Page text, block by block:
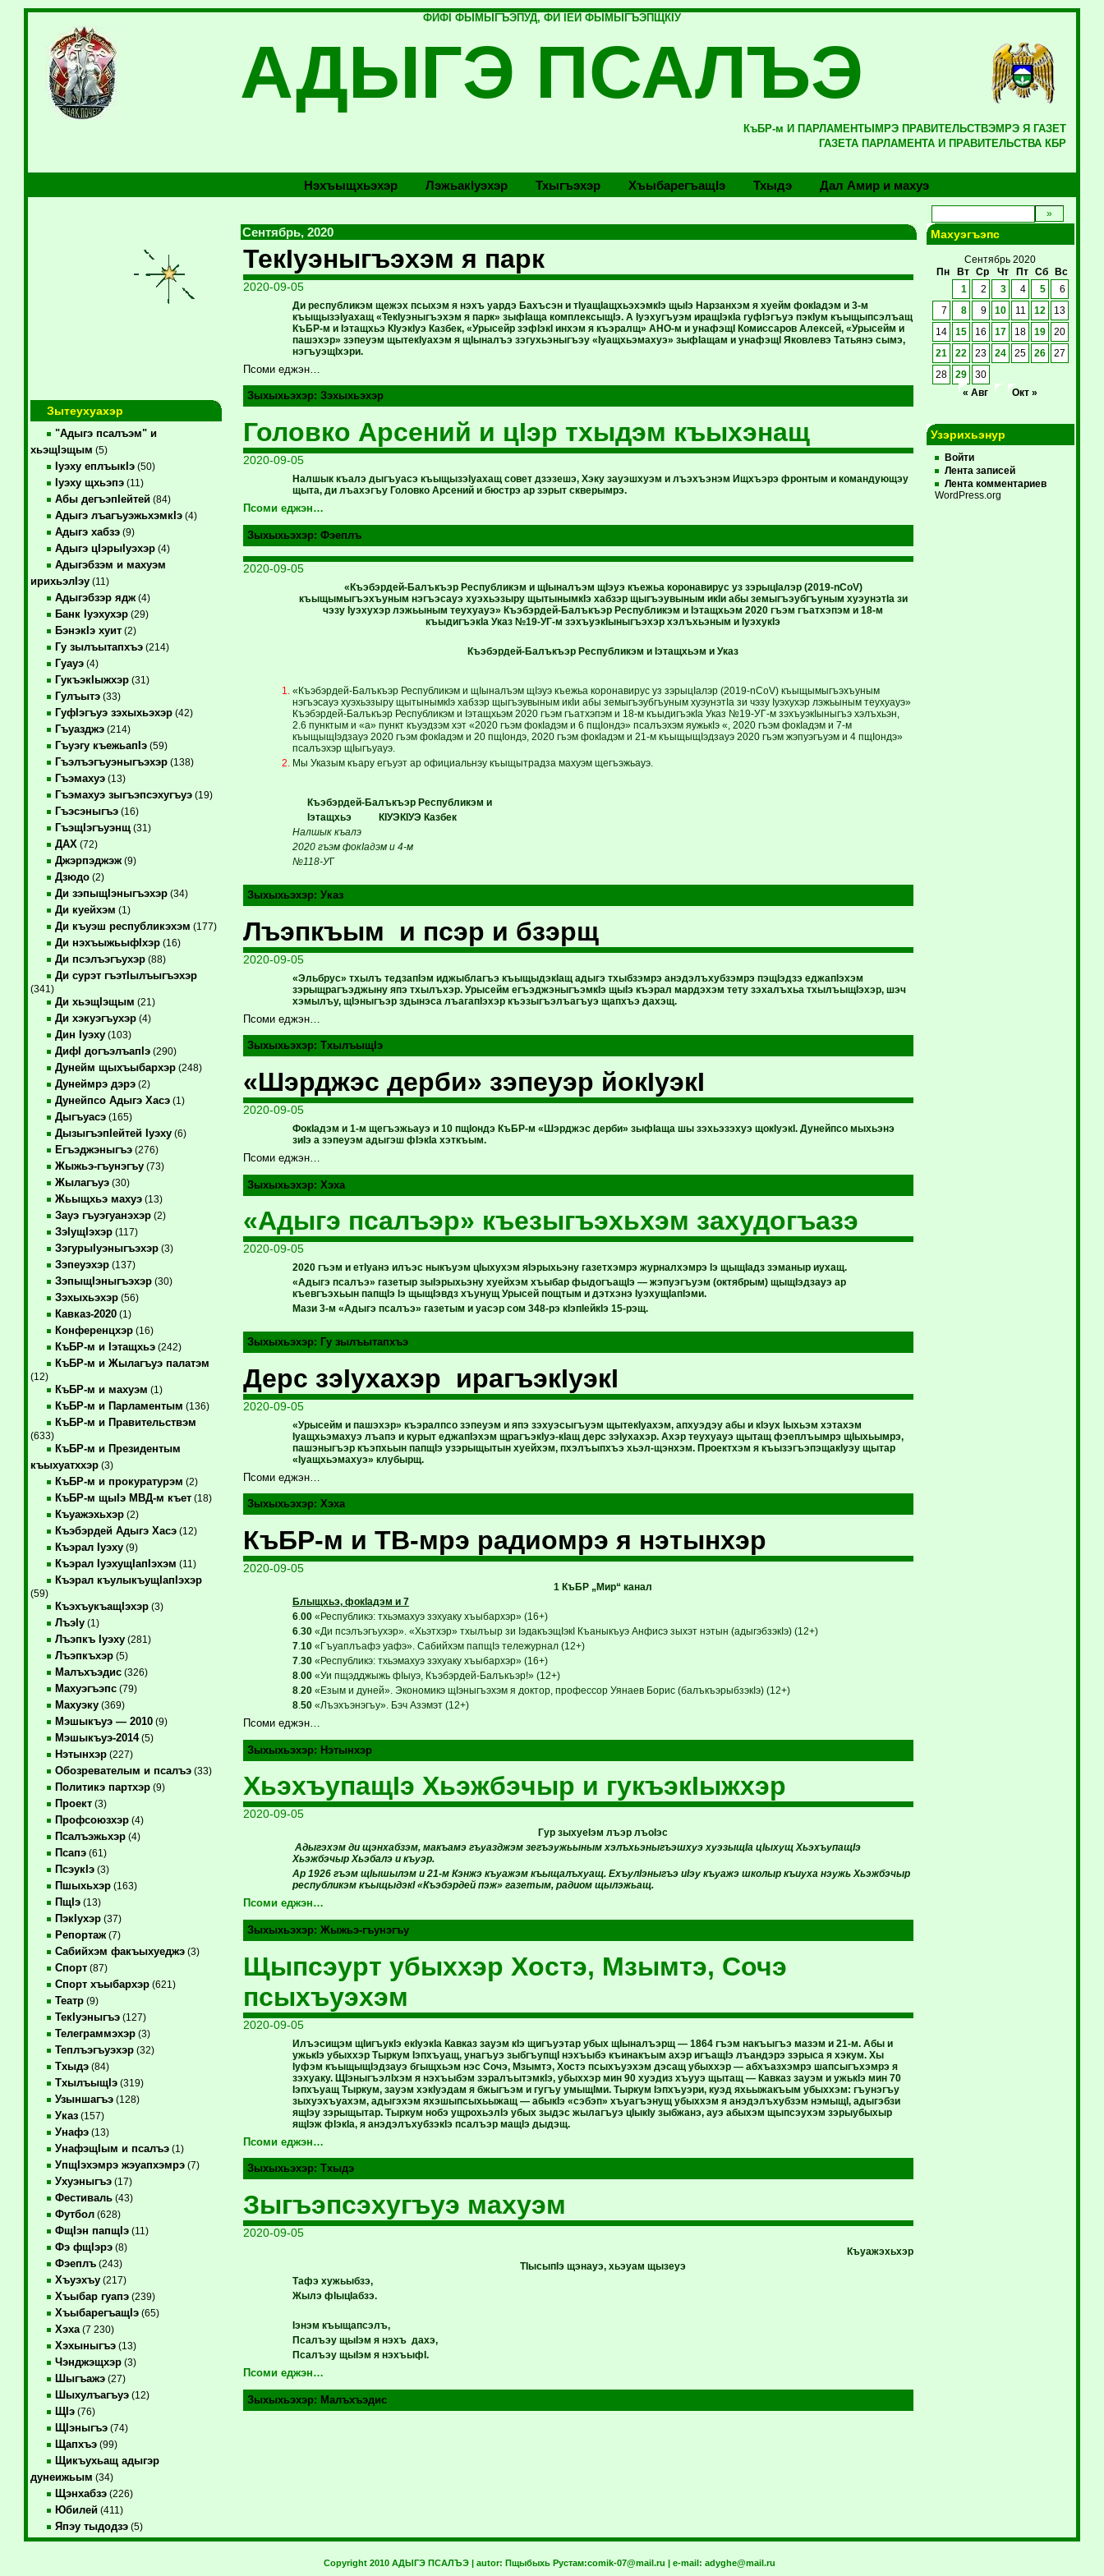
ФИФI ФЫМЫГЪЭПУД, ФИ IЕЙ ФЫМЫГЪЭПЩКIУ
АДЫГЭ ПСАЛЪЭ
КъБР-м И ПАРЛАМЕНТЫМРЭ ПРАВИТЕЛЬСТВЭМРЭ Я ГАЗЕТ
ГАЗЕТА ПАРЛАМЕНТА И ПРАВИТЕЛЬСТВА КБР
Нэхъыщхьэхэр Лэжьакlуэхэр Тхыгъэхэр Хъыбарегъащlэ Тхыдэ Дал Амир и махуэ
Зытеухуахэр
"Адыгэ псалъэм" и
хьэщIэщым (5)
Iуэху еплъыкIэ(50)
Iуэху щхьэпэ(11)
Абы дегъэпIейтей(84)
Адыгэ лъагъуэжьхэмкIэ(4)
Адыгэ хабзэ(9)
Адыгэ цIэрыIуэхэр(4)
Адыгэбзэм и махуэм
ирихьэлIэу(11)
Адыгэбзэр ядж(4)
Банк Iуэхухэр(29)
БэнэкIэ хуит(2)
Гу зылъытапхъэ(214)
Гуауэ(4)
ГукъэкIыжхэр(31)
Гулъытэ(33)
ГуфIэгъуэ зэхыхьэхэр(42)
Гъуазджэ(214)
Гъуэгу къежьапIэ(59)
Гъэлъэгъуэныгъэхэр(138)
Гъэмахуэ(13)
Гъэмахуэ зыгъэпсэхугъуэ(19)
Гъэсэныгъэ(16)
ГъэщIэгъуэнщ(31)
ДАХ (72)
Джэрпэджэж(9)
Дзюдо(2)
Ди зэпыщIэныгъэхэр(34)
Ди куейхэм (1)
Ди къуэш республикэхэм (177)
Ди нэхъыжьыфIхэр(16)
Ди псэлъэгъухэр(88)
Ди сурэт гъэтIылъыгъэхэр
(341)
Ди хьэщIэщым (21)
Ди хэкуэгъухэр(4)
Дин Iуэху(103)
ДифI догъэлъапIэ(290)
Дунейм щыхъыбархэр(248)
Дунеймрэ дэрэ(2)
Дунейпсо Адыгэ Хасэ(1)
Дыгъуасэ(165)
ДызыгъэпIейтей Iуэху(6)
Егъэджэныгъэ(276)
Жыжьэ-гъунэгъу(73)
Жылагъуэ(30)
Жьыщхьэ махуэ(13)
Зауэ гъуэгуанэхэр(2)
ЗэIущIэхэр(117)
ЗэгурыIуэныгъэхэр(3)
Зэпеуэхэр(137)
ЗэпыщIэныгъэхэр(30)
Зэхыхьэхэр(56)
Кавказ-2020(1)
Конференцхэр(16)
КъБР-м и Iэтащхьэ(242)
КъБР-м и Жылагъуэ палатэм
(12)
КъБР-м и махуэм (1)
КъБР-м и Парламентым (136)
КъБР-м и Правительствэм
(633)
КъБР-м и Президентым
къыхуатххэр(3)
КъБР-м и прокуратурэм (2)
КъБР-м щыIэ МВД-м къет(18)
Къуажэхьхэр(2)
Къэбэрдей Адыгэ Хасэ(12)
Къэрал Iуэху(9)
Къэрал IуэхущIапIэхэм (11)
Къэрал къулыкъущIапIэхэр
(59)
КъэхъукъащIэхэр(3)
ЛъэIу(1)
Лъэпкъ Iуэху(281)
Лъэпкъхэр(5)
Малъхъэдис(326)
Махуэгъэпс(79)
Махуэку(369)
Мэшыкъуэ — 2010(9)
Мэшыкъуэ-2014(5)
Нэтынхэр(227)
Обозревателым и псалъэ(33)
Политикэ партхэр(9)
Проект(3)
Профсоюзхэр(4)
Псалъэжьхэр(4)
Псапэ(61)
ПсэукIэ(3)
Пшыхьхэр(163)
ПщIэ(13)
ПэкIухэр(37)
Репортаж(7)
Сабийхэм факъыхуеджэ(3)
Спорт(87)
Спорт хъыбархэр(621)
Театр(9)
ТекIуэныгъэ(127)
Телеграммэхэр(3)
Теплъэгъуэхэр(32)
Тхыдэ(84)
ТхылъыщIэ(319)
Узыншагъэ(128)
Указ(157)
Унафэ(13)
УнафэщIым и псалъэ(1)
УпщIэхэмрэ жэуапхэмрэ(7)
Ухуэныгъэ(17)
Фестиваль(43)
Футбол(628)
ФщIэн папщIэ(11)
Фэ фщIэрэ(8)
Фэеплъ(243)
Хъуэхъу(217)
Хъыбар гуапэ(239)
ХъыбарегъащIэ(65)
Хэха(7 230)
Хэхыныгъэ(13)
Чэнджэщхэр(3)
Шыгъажэ(27)
Шыхулъагъуэ(12)
ЩIэ(76)
ЩIэныгъэ(74)
Щапхъэ(99)
Щикъухьащ адыгэр
дунеижьым (34)
Щэнхабзэ(226)
Юбилей(411)
Япэу тыдодзэ(5)
Сентябрь, 2020
ТекIуэныгъэхэм я парк
2020-09-05
Ди республикэм щежэх псыхэм я нэхъ уардэ Бахъсэн и тIуащIащхьэхэмкIэ щыIэ Нарзанхэм я хуейм фокIадэм и 3-м
къыщызэIуахащ «ТекIуэныгъэхэм я парк» зыфIаща комплексыщIэ. А Iуэхугъуэм иращIэкIа гуфIэгъуэ пэкIум къыщыпсэлъащ
КъБР-м и Iэтащхьэ КIуэкIуэ Казбек, «Урысейр зэфIэкI инхэм я къэралщ» АНО-м и унафэщI Комиссаров Алексей, «Урысейм и
пашэхэр» зэпеуэм щытекIуахэм я щIыналъэ зэгухьэныгъэу «Iуащхьэмахуэ» зыфIащам и унафэщI Яковлевэ Татьянэ сымэ,
нэгъуэщIхэри.
Псоми еджэн…
Зыхыхьэхэр: Зэхыхьэхэр
Головко Арсений и цIэр тхыдэм къыхэнащ
2020-09-05
Налшык къалэ дыгъуасэ къыщызэIуахащ совет дзэзешэ, Хэку зауэшхуэм и лъэхъэнэм Ищхъэрэ фронтым и командующэу
щыта, ди лъахэгъу Головко Арсений и бюстрэ ар зэрыт скверымрэ.
Псоми еджэн…
Зыхыхьэхэр: Фэеплъ
2020-09-05
«Къэбэрдей-Балъкъэр Республикэм и щIыналъэм щIэуэ къежьа коронавирус уз зэрыцIалэр (2019-nCoV)
къыщымыгъэхъуным нэгъэсауэ хуэхьэзыру щытынымкIэ хабзэр щыгъэувыным икIи абы земыгъэубгъуным хуэунэтIа зи
чэзу Iуэхухэр лэжьыным теухуауэ» Къэбэрдей-Балъкъэр Республикэм и Iэтащхьэм 2020 гъэм гъатхэпэм и 18-м
къыдигъэкIа Указ №19-УГ-м зэхъуэкIыныгъэхэр хэлъхьэным и IуэхукIэ
Къэбэрдей-Балъкъэр Республикэм и Iэтащхьэм и Указ
«Къэбэрдей-Балъкъэр Республикэм и щIыналъэм щIэуэ къежьа коронавирус уз зэрыцIалэр (2019-nCoV) къыщымыгъэхъуным
нэгъэсауэ хуэхьэзыру щытынымкIэ хабзэр щыгъэувыным икIи абы земыгъэубгъуным хуэунэтIа зи чэзу Iуэхухэр лэжьыным теухуауэ»
Къэбэрдей-Балъкъэр Республикэм и Iэтащхьэм 2020 гъэм гъатхэпэм и 18-м къыдигъэкIа Указ №19-УГ-м зэхъуэкIыныгъэ хэлъхьэн,
2.6 пунктым и «а» пункт къуэдзэм хэт «2020 гъэм фокIадэм и 6 пщIондэ» псалъэхэм яужькIэ «, 2020 гъэм фокIадэм и 7-м
къыщыщIэдзауэ 2020 гъэм фокIадэм и 20 пщIондэ, 2020 гъэм фокIадэм и 21-м къыщыщIэдзауэ 2020 гъэм жэпуэгъуэм и 4 пщIондэ»
псалъэхэр щIыгъуауэ.
Мы Указым къару егъуэт ар официальнэу къыщытрадза махуэм щегъэжьауэ.
Къэбэрдей-Балъкъэр Республикэм и
Iэтащхьэ КIУЭКIУЭ Казбек
Налшык къалэ
2020 гъэм фокIадэм и 4-м
№118-УГ
Зыхыхьэхэр: Указ
Лъэпкъым и псэр и бзэрщ
2020-09-05
«Эльбрус» тхылъ тедзапIэм иджыблагъэ къыщыдэкIащ адыгэ тхыбзэмрэ анэдэлъхубзэмрэ пэщIэдзэ еджапIэхэм
зэрыщрагъэджыну япэ тхылъхэр. Урысейм егъэджэныгъэмкIэ щыIэ къэрал мардэхэм тету зэхалъхьа тхылъыщIэхэр, шэч
хэмылъу, щIэныгъэр здынэса лъагапIэхэр къэзыгъэлъагъуэ щапхъэ дахэщ.
Псоми еджэн…
Зыхыхьэхэр: ТхылъыщIэ
«Шэрджэс дерби» зэпеуэр йокIуэкI
2020-09-05
ФокIадэм и 1-м щегъэжьауэ и 10 пщIондэ КъБР-м «Шэрджэс дерби» зыфIаща шы зэхьэзэхуэ щокIуэкI. Дунейпсо мыхьэнэ
зиIэ а зэпеуэм адыгэш фIэкIа хэткъым.
Псоми еджэн…
Зыхыхьэхэр: Хэха
«Адыгэ псалъэр» къезыгъэхьхэм захудогъазэ
2020-09-05
2020 гъэм и етIуанэ илъэс ныкъуэм цIыхухэм яIэрыхьэну газетхэмрэ журналхэмрэ Iэ щыщIадз зэманыр иухащ.
«Адыгэ псалъэ» газетыр зыIэрыхьэну хуейхэм хъыбар фыдогъащIэ — жэпуэгъуэм (октябрым) щыщIэдзауэ ар
къевгъэхьын папщIэ Iэ щыщIэвдз хъунущ Урысей пощтым и дэтхэнэ IуэхущIапIэми.
Мази 3-м «Адыгэ псалъэ» газетым и уасэр сом 348-рэ кI эпI ейкI э 15-рэщ.
Зыхыхьэхэр: Гу зылъытапхъэ
Дерс зэIухахэр ирагъэкIуэкI
2020-09-05
«Урысейм и пашэхэр» къэралпсо зэпеуэм и япэ зэхуэсыгъуэм щытекIуахэм, апхуэдэу абы и кIэух Iыхьэм хэтахэм
Iуащхьэмахуэ лъапэ и курыт еджапIэхэм щрагъэкIуэ-кIащ дерс зэIухахэр. Ахэр теухуауэ щытащ фэеплъымрэ щIыхьымрэ,
пашэныгъэр къэпхьын папщIэ узэрыщытын хуейхэм, пхэлъыпхъэ хьэл-щэнхэм. Проектхэм я къызэгъэпэщакIуэу щытар
«Iуащхьэмахуэ» клубырщ.
Псоми еджэн…
Зыхыхьэхэр: Хэха
КъБР-м и ТВ-мрэ радиомрэ я нэтынхэр
2020-09-05
1 КъБР „Мир“ канал
Блыщхьэ, фокI адэм и 7
6.00«Республикэ: тхьэмахуэ зэхуаку хъыбархэр» (16+)
6.30«Ди псэлъэгъухэр». «Хьэтхэр» тхылъыр зи IэдакъэщIэкI Къаныкъуэ Анфисэ зыхэт нэтын (адыгэбзэкIэ) (12+)
7.10«Гъуаплъафэ уафэ». Сабийхэм папщIэ тележурнал (12+)
7.30«Республикэ: тхьэмахуэ зэхуаку хъыбархэр» (16+)
8.00«Уи пщэдджыжь фIыуэ, Къэбэрдей-Балъкъэр!» (12+)
8.20«Езым и дуней». Экономикэ щIэныгъэхэм я доктор, профессор Уянаев Борис (балъкъэрыбзэкIэ) (12+)
8.50«Лъэхъэнэгъу». Бэч Азэмэт (12+)
Псоми еджэн…
Зыхыхьэхэр: Нэтынхэр
ХьэхъупащIэ Хьэжбэчыр и гукъэкIыжхэр
2020-09-05
Гур зыхуеIэм лъэр лъоIэс
Адыгэхэм ди щэнхабзэм, макъамэ гъуазджэм зегъэужьыным хэлъхьэныгъэшхуэ хуэзыщIа цIыхущ ХьэхъупащIэ
Хьэжбэчыр Хьэбалэ и къуэр.
Ар 1926 гъэм щIышылэм и 21-м Кэнжэ къуажэм къыщалъхуащ. ЕхъулIэныгъэ иIэу къуажэ школыр къиуха нэужь Хьэжбэчыр
республикэм къыщыдэкI «Къэбэрдей пэж» газетым, радиом щылэжьащ.
Псоми еджэн…
Зыхыхьэхэр: Жыжьэ-гъунэгъу
Щыпсэурт убыххэр Хостэ, Мзымтэ, Сочэ
псыхъуэхэм
2020-09-05
Илъэсищэм щIигъукIэ екIуэкIа Кавказ зауэм кIэ щигъуэтар убых щIыналъэрщ — 1864 гъэм накъыгъэ мазэм и 21-м. Абы и
ужькIэ убыххэр Тыркум Iэпхъуащ, унагъуэ зыбгъупщI нэхъыбэ къинакъым ахэр игъащIэ лъандэрэ зэрыса я хэкум. Хы
Iуфэм къыщыщIэдзауэ бгыщхьэм нэс Сочэ, Мзымтэ, Хостэ псыхъуэхэм дэсащ убыххэр — абхъазхэмрэ шапсыгъхэмрэ я
зэхуаку. ЩIэныгъэлIхэм я нэхъыбэм зэралъытэмкIэ, убыххэр мин 90 хуэдиз хъууэ щытащ — Кавказ зауэм и ужькIэ мин 70
Iэпхъуащ Тыркум, зауэм хэкIуэдам я бжыгъэм и гугъу умыщIми. Тыркум Iэпхъуэри, куэд яхьыжакъым убыххэм: гъунэгъу
зыхуэхъуахэм, адыгэхэм яхэшыпсыхьыжащ — абыкIэ «сэбэп» хъуагъэнущ убыххэм я анэдэлъхубзэм нэмыщI, адыгэбзи
ящIэу зэрыщытар. Тыркум нобэ ущрохьэлIэ убых зыдэс жылагъуэ цIыкIу зыбжанэ, ауэ абыхэм щыпсэухэм зэрыубыхыр
ящIэж фIэкIа, я анэдэлъхубзэкIэ псалъэр мащIэ дыдэщ.
Псоми еджэн…
Зыхыхьэхэр: Тхыдэ
Зыгъэпсэхугъуэ махуэм
2020-09-05
Къуажэхьхэр
ТIысыпIэ щэнауэ, хьэуам щызеуэ
Тафэ хужьыбзэ,
Жылэ фIыцIабзэ.
Iэнэм къыщапсэлъ,
Псалъэу щыIэм я нэхъ дахэ,
Псалъэу щыIэм я нэхъыфI.
Псоми еджэн…
Зыхыхьэхэр: Малъхъэдис
Махуэгъэпс
Сентябрь 2020
Пн
Вт Ср Чт Пт Сб
Вс
1
2 3 4 5 6
7 8 9 10 11 12 13
14 15 16 17 18 19 20
21 22 23 24 25 26 27
28 29
30
« Авг
Окт »
Узэрихьэнур
Войти
Лента записей
Лента комментариев
WordPress.org
Copyright 2010 АДЫГЭ ПСАЛЪЭ | autor: Пщыбыхь Рустам:comik-07@mail.ru | e-mail: adyghe@mail.ru